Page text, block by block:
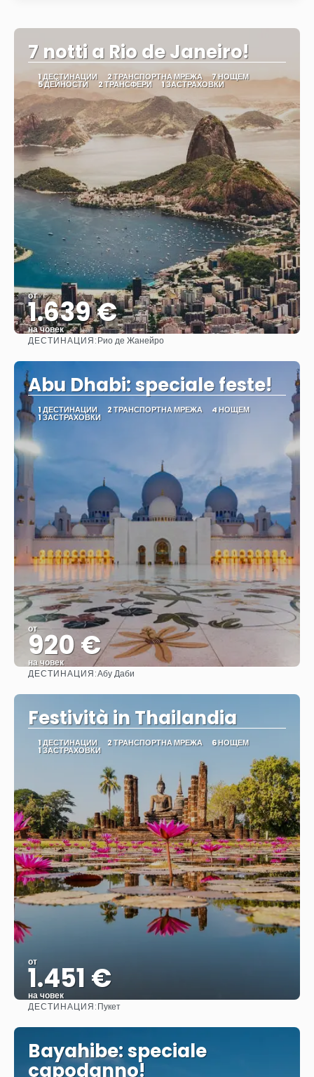
7 notti a Rio de Janeiro!
1 ДЕСТИНАЦИИ 2 ТРАНСПОРТНА МРЕЖА 7 НОЩЕМ
5 ДЕЙНОСТИ 2 ТРАНСФЕРИ 1 ЗАСТРАХОВКИ
от
1.639 €
на човек
Вижте
ДЕСТИНАЦИЯ:Рио де Жанейро
Abu Dhabi: speciale feste!
1 ДЕСТИНАЦИИ 2 ТРАНСПОРТНА МРЕЖА 4 НОЩЕМ
1 ЗАСТРАХОВКИ
от
920 €
на човек
ДЕСТИНАЦИЯ:Абу Даби
Festività in Thailandia
1 ДЕСТИНАЦИИ 2 ТРАНСПОРТНА МРЕЖА 6 НОЩЕМ
1 ЗАСТРАХОВКИ
от
1.451 €
на човек
ДЕСТИНАЦИЯ:Пукет
Bayahibe: speciale
capodanno!